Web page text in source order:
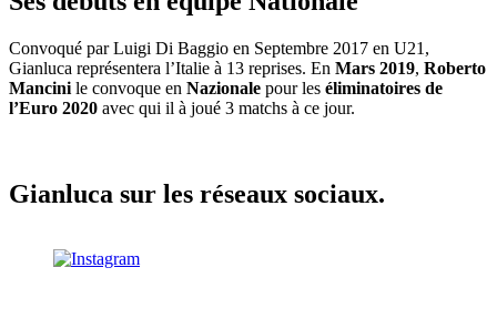
Convoqué par Luigi Di Baggio en Septembre 2017 en U21,
Gianluca représentera l’Italie à 13 reprises. En Mars 2019, Roberto
Mancini le convoque en Nazionale pour les éliminatoires de
l’Euro 2020 avec qui il à joué 3 matchs à ce jour.
Gianluca sur les réseaux sociaux.